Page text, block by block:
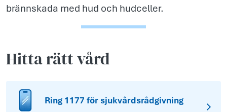
brännskada med hud och hudceller.
Hitta rätt vård
Ring 1177 för sjukvårdsrådgivning